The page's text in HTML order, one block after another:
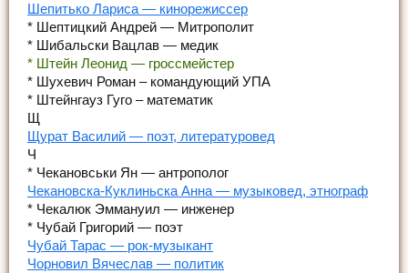
Шепитько Лариса — кинорежиссер
* Шептицкий Андрей — Митрополит
* Шибальски Вацлав — медик
* Штейн Леонид — гроссмейстер
* Шухевич Роман – командующий УПА
* Штейнгауз Гуго – математик
Щ
Щурат Василий — поэт, литературовед
Ч
* Чекановськи Ян — антрополог
Чекановска-Куклиньска Анна — музыковед, этнограф
* Чекалюк Эммануил — инженер
* Чубай Григорий — поэт
Чубай Тарас — рок-музыкант
Чорновил Вячеслав — политик